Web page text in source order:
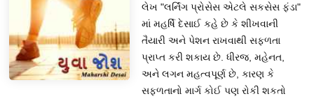
લેખ "લર્નિંગ પ્રોસેસ એટલે સકસેસ ફંડા"
માં મહર્ષિ દેસાઈ કહે છે કે શીખવાની
તૈયારી અને પેશન રાખવાથી સફળતા
પ્રાપ્ત કરી શકાય છે. ધીરજ, મહેનત,
અને લગન મહત્વપૂર્ણ છે, કારણ કે
સફળતાનો માર્ગ કોઈ પણ રોકી શકતો